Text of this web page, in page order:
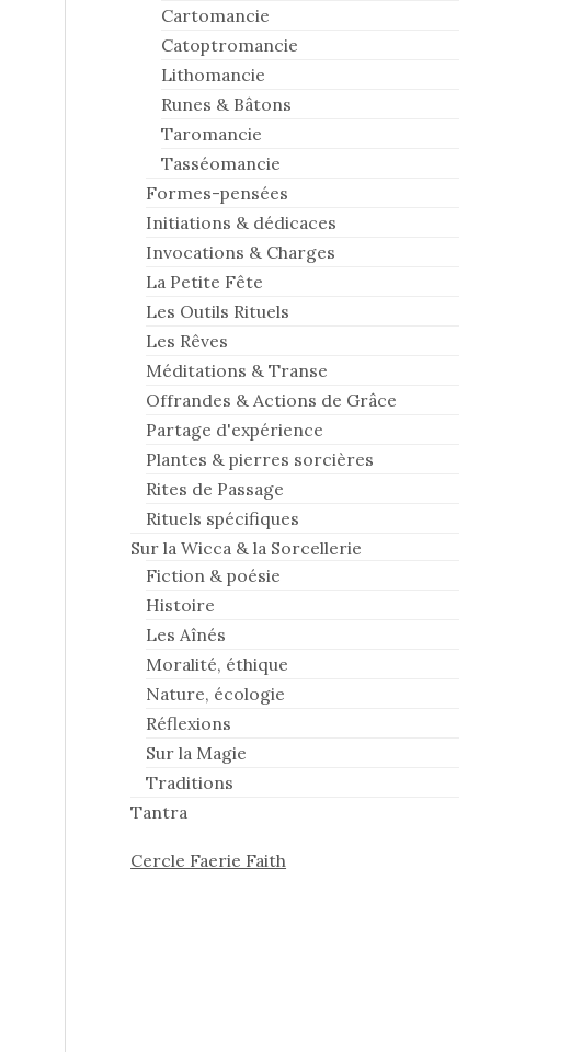
Cartomancie
Catoptromancie
Lithomancie
Runes & Bâtons
Taromancie
Tasséomancie
Formes-pensées
Initiations & dédicaces
Invocations & Charges
La Petite Fête
Les Outils Rituels
Les Rêves
Méditations & Transe
Offrandes & Actions de Grâce
Partage d'expérience
Plantes & pierres sorcières
Rites de Passage
Rituels spécifiques
Sur la Wicca & la Sorcellerie
Fiction & poésie
Histoire
Les Aînés
Moralité, éthique
Nature, écologie
Réflexions
Sur la Magie
Traditions
Tantra
Cercle Faerie Faith